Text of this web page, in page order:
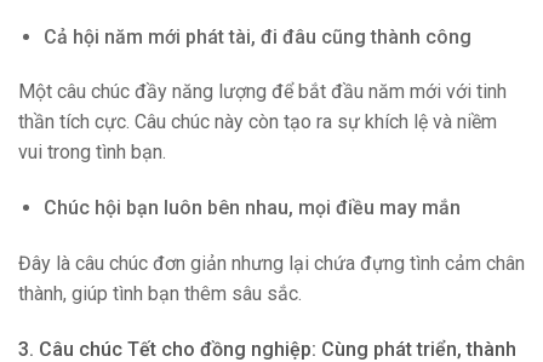
Cả hội năm mới phát tài, đi đâu cũng thành công
Một câu chúc đầy năng lượng để bắt đầu năm mới với tinh
thần tích cực. Câu chúc này còn tạo ra sự khích lệ và niềm
vui trong tình bạn.
Chúc hội bạn luôn bên nhau, mọi điều may mắn
Đây là câu chúc đơn giản nhưng lại chứa đựng tình cảm chân
thành, giúp tình bạn thêm sâu sắc.
3. Câu chúc Tết cho đồng nghiệp: Cùng phát triển, thành